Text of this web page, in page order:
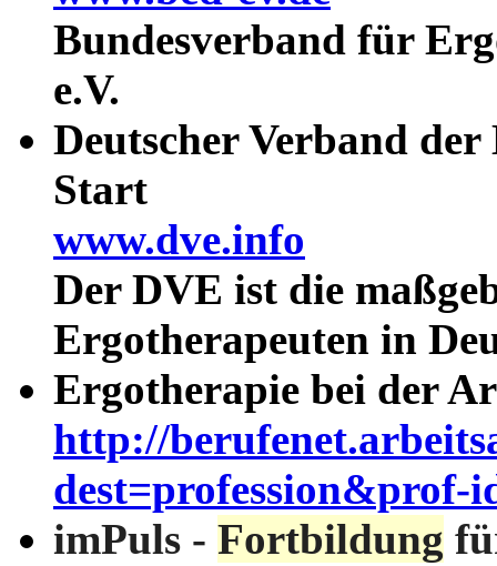
Bundesverband für
e.V.
Deutscher Verband
Start
www.dve.info
Der DVE ist die
Ergotherapeuten in
Ergotherapie bei der
http://
dest=profession&prof-
imPuls - Fortbildung